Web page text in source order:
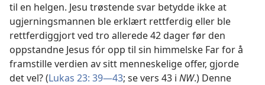
til en helgen. Jesu trøstende svar betydde ikke at
ugjerningsmannen ble erklært rettferdig eller ble
rettferdiggjort ved tro allerede 42 dager før den
oppstandne Jesus fór opp til sin himmelske Far for å
framstille verdien av sitt menneskelige offer, gjorde
det vel? (Lukas 23: 39—43; se vers 43 i NW.) Denne